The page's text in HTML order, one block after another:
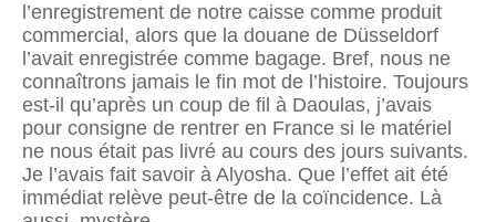
l’enregistrement de notre caisse comme produit
commercial, alors que la douane de Düsseldorf
l’avait enregistrée comme bagage. Bref, nous ne
connaîtrons jamais le fin mot de l’histoire. Toujours
est-il qu’après un coup de fil à Daoulas, j’avais
pour consigne de rentrer en France si le matériel
ne nous était pas livré au cours des jours suivants.
Je l’avais fait savoir à Alyosha. Que l’effet ait été
immédiat relève peut-être de la coïncidence. Là